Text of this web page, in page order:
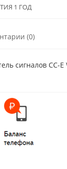
1 ГОД
(0)
сигналов CC-